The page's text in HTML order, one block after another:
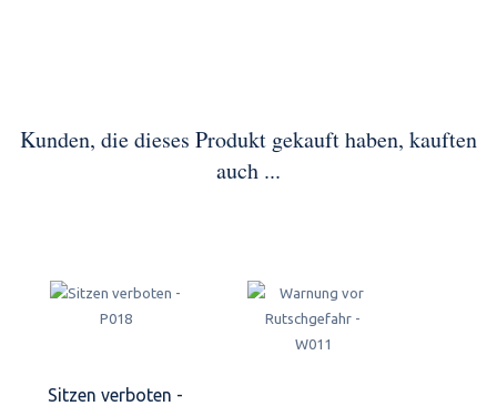
Kunden, die dieses Produkt gekauft haben, kauften
auch ...
Sitzen verboten -